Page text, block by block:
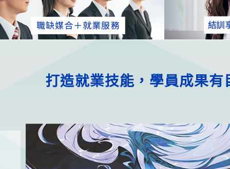
打造就業技能，學員成果有